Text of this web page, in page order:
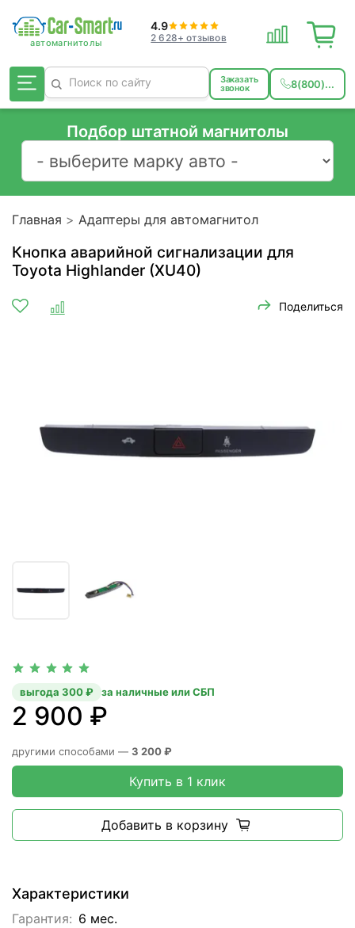
4.9
2 628+ отзывов
Заказать
звонок 8(800)...
Подбор штатной магнитолы
Главная Адаптеры для автомагнитол
Кнопка аварийной сигнализации для
Toyota Highlander (XU40)
Поделиться
Характеристики
Гарантия: 6 мес.
2 900 ₽
выгода 300 ₽ за наличные или СБП
другими способами — 3 200 ₽
Купить в 1 клик
Добавить в корзину